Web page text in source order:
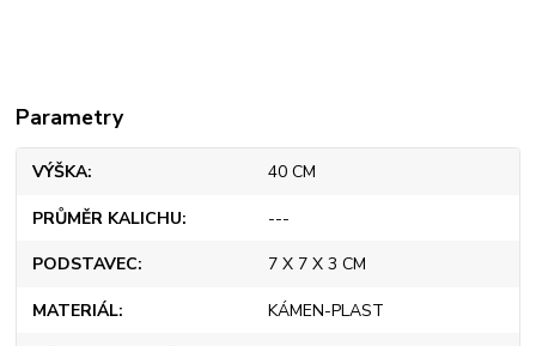
Parametry
VÝŠKA 40 CM
PRŮMĚR KALICHU ---
PODSTAVEC 7 X 7 X 3 CM
MATERIÁL KÁMEN-PLAST